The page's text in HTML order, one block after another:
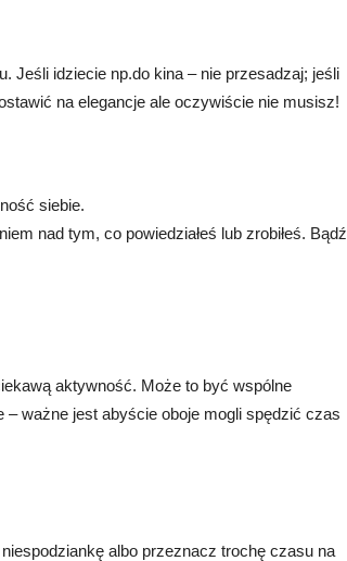
Jeśli idziecie np.do kina – nie przesadzaj; jeśli
na elegancje ale oczywiście nie musisz!
siebie.
nad tym, co powiedziałeś lub zrobiłeś. Bądź
aktywność. Może to być wspólne
ważne jest abyście oboje mogli spędzić czas
albo przeznacz trochę czasu na